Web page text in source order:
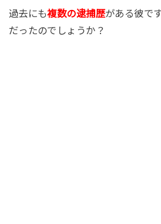
過去にも複数の逮捕歴がある彼で
だったのでしょうか？